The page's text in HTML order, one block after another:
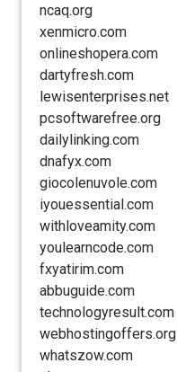
ncaq.org
xenmicro.com
onlineshopera.com
dartyfresh.com
lewisenterprises.net
pcsoftwarefree.org
dailylinking.com
dnafyx.com
giocolenuvole.com
iyouessential.com
withloveamity.com
youlearncode.com
fxyatirim.com
abbuguide.com
technologyresult.com
webhostingoffers.org
whatszow.com